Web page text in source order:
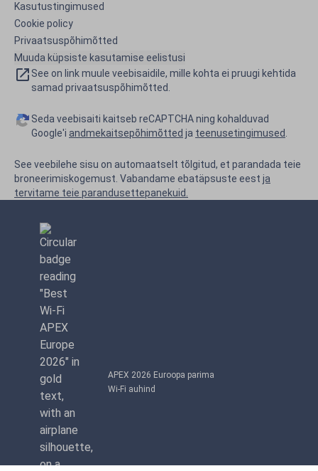
Kasutustingimused
Cookie policy
Privaatsuspõhimõtted
Muuda küpsiste kasutamise eelistusi
See on link muule veebisaidile, mille kohta ei pruugi kehtida
samad privaatsuspõhimõtted.
Seda veebisaiti kaitseb reCAPTCHA ning kohalduvad
Google'i andmekaitsepõhimõtted ja teenusetingimused
See veebilehe sisu on automaatselt tõlgitud, et parandada teie
broneerimiskogemust. Vabandame ebatäpsuste eest ja
tervitame teie parandusettepanekuid.
APEX 2026 Euroopa parima
Wi-Fi auhind